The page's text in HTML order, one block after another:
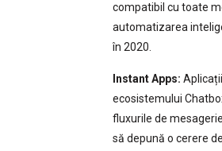
compatibil cu toate
automatizarea
în 2020.
Instant Apps:
ecosistemului
fluxurile de
să depună o cerere